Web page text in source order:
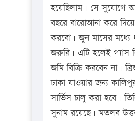
হয়েছিলাম। সে সুযোগে
বছরে বারোআনা করে
করবো। জুন মাসের
জরুরি। এটি হলেই গ্যাস
জমি বিক্রি করবেন না।
ঢাকা যাওয়ার জন্য
সার্ভিস চালু করা হবে।
সুনাম রয়েছে। মতলব